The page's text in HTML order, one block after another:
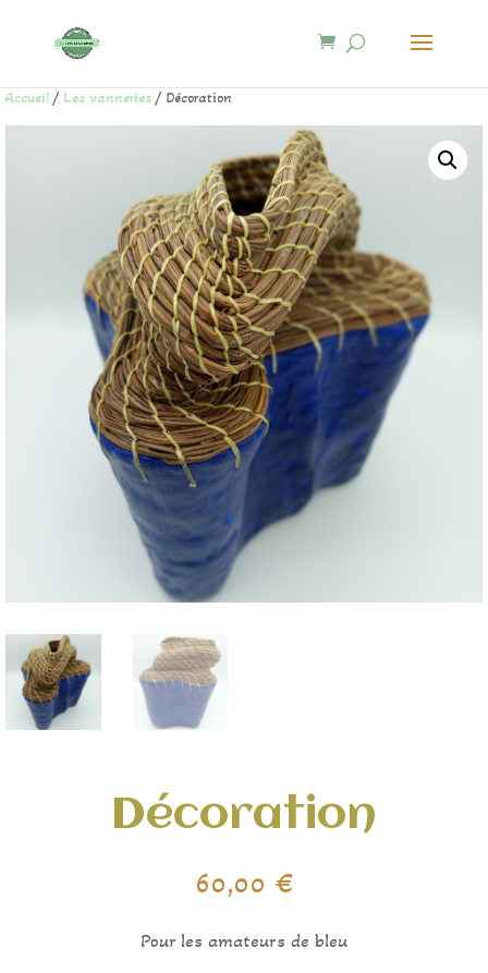
Accueil / Les vanneries / Décoration
Décoration
60,00 €
Pour les amateurs de bleu